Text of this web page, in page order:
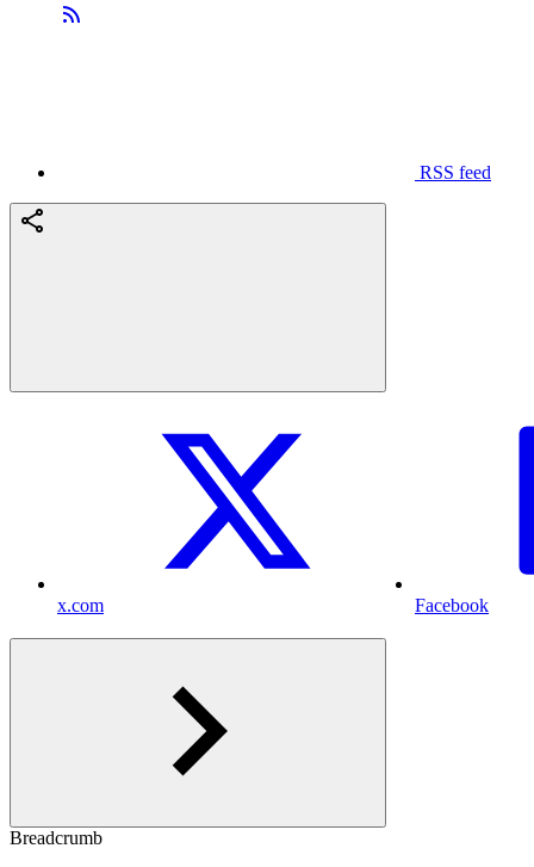
RSS feed
x.com Facebook
Breadcrumb